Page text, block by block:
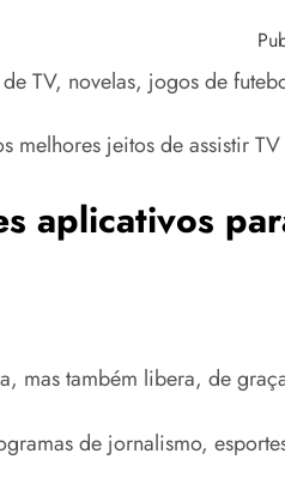
TV, novelas, jogos de
melhores jeitos de assistir
aplicativos
mas também libera, de
de jornalismo,